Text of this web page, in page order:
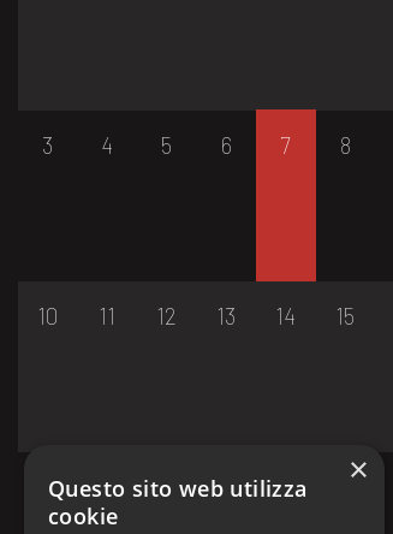
3 4 5 6 7 8
10 11 12 13 14 15
17 18 19 20 21 22×
Questo sito web utilizza
cookie